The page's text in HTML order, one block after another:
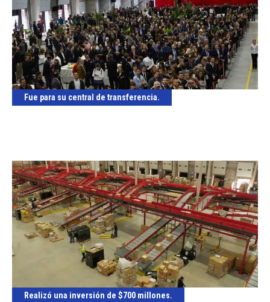
Fue para su central de transferencia.
Realizó una inversión de $700 millones.